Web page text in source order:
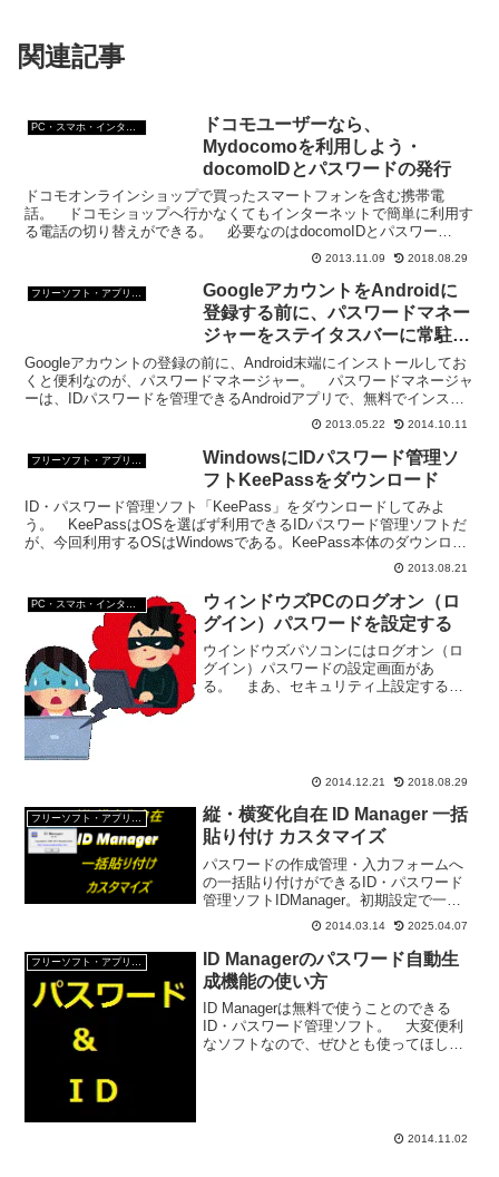
関連記事
PC・スマホ・インターネットトラブルの解消方法
ドコモユーザーなら、
Mydocomoを利用しよう・
docomoIDとパスワードの発行
ドコモオンラインショップで買ったスマートフォンを含む携帯電
話。 ドコモショップへ行かなくてもインターネットで簡単に利用す
る電話の切り替えができる。 必要なのはdocomoIDとパスワー
ド。 docomoIDとパスワードがあるとパソコンや携帯...
2013.11.09 2018.08.29
フリーソフト・アプリ・Webサービス
GoogleアカウントをAndroidに
登録する前に、パスワードマネー
ジャーをステイタスバーに常駐さ
せよう
Googleアカウントの登録の前に、Android末端にインストールしてお
くと便利なのが、パスワードマネージャー。 パスワードマネージャ
ーは、IDパスワードを管理できるAndroidアプリで、無料でインスト
2013.05.22 2014.10.11
WindowsにIDパスワード管理ソ
フトKeePassをダウンロード
ID・パスワード管理ソフト「KeePass」をダウンロードしてみよ
う。 KeePassはOSを選ばず利用できるIDパスワード管理ソフトだ
が、今回利用するOSはWindowsである。KeePass本体のダウンロー
2013.08.21
ウィンドウズPCのログオン（ロ
グイン）パスワードを設定する
ウインドウズパソコンにはログオン（ロ
グイン）パスワードの設定画面があ
る。 まあ、セキュリティ上設定するに
2014.12.21 2018.08.29
縦・横変化自在 ID Manager 一括
貼り付け カスタマイズ
パスワードの作成管理・入力フォームへ
の一括貼り付けができるID・パスワード
管理ソフトIDManager。初期設定で一括
貼り付けできるのは『Title』の下の２つ
の欄のデータ。ただし、設定を変えるこ
とでその他の欄のデータも一括貼り付け
出来る。
2014.03.14 2025.04.07
ID Managerのパスワード自動生
成機能の使い方
ID Managerは無料で使うことのできる
ID・パスワード管理ソフト。 大変便利
なソフトなので、ぜひとも使ってほし
2014.11.02